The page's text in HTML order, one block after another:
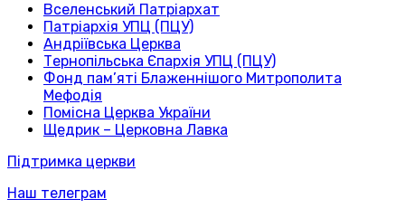
Вселенський Патріархат
Патріархія УПЦ (ПЦУ)
Андріївська Церква
Тернопільська Єпархія УПЦ (ПЦУ)
Фонд пам’яті Блаженнішого Митрополита
Мефодія
Помісна Церква України
Щедрик – Церковна Лавка
Підтримка церкви
Наш телеграм